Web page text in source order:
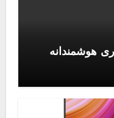
هوشمندانه